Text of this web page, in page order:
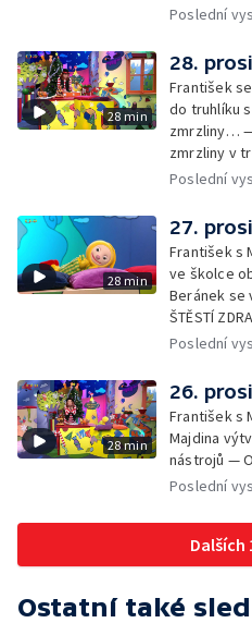
Poslední
28 min
28.
František
do truhlíku
zmrzliny…
zmrzliny v
medvědy…
Poslední
28 min
27.
František s
ve školce
Beránek se
ŠTĚSTÍ
Poslední
28 min
26.
František s
Majdina
nástrojů —
Poslední
Dalších
Ostatní také